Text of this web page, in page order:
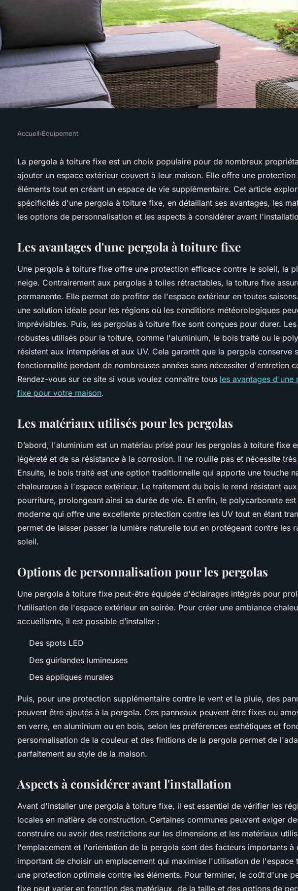
les spécificités d'une
fixe ?
Accueil›Équipement
La pergola à toiture fixe est un choix populaire pour de nombreux
ajouter un espace extérieur couvert à leur maison. Elle offre une
éléments tout en créant un espace de vie supplémentaire. Cet article
spécificités d'une pergola à toiture fixe, en détaillant ses avantages, les
les options de personnalisation et les aspects à considérer avant
Les avantages d'une pergola à toiture fixe
Une pergola à toiture fixe offre une protection efficace contre le soleil, la
neige. Contrairement aux pergolas à toiles rétractables, la toiture fixe
permanente. Elle permet de profiter de l'espace extérieur en toutes
une solution idéale pour les régions où les conditions météorologiques
imprévisibles. Puis, les pergolas à toiture fixe sont conçues pour durer.
robustes utilisés pour la toiture, comme l'aluminium, le bois traité ou le
résistent aux intempéries et aux UV. Cela garantit que la pergola conserve
fonctionnalité pendant de nombreuses années sans nécessiter d'entretien
Rendez-vous sur ce site si vous voulez connaître tous les avantages d'une
fixe pour votre maison.
Les matériaux utilisés pour les pergolas
D’abord, l'aluminium est un matériau prisé pour les pergolas à toiture fixe
légèreté et de sa résistance à la corrosion. Il ne rouille pas et nécessite
Ensuite, le bois traité est une option traditionnelle qui apporte une touche
chaleureuse à l'espace extérieur. Le traitement du bois le rend résistant
pourriture, prolongeant ainsi sa durée de vie. Et enfin, le polycarbonate est
moderne qui offre une excellente protection contre les UV tout en étant
permet de laisser passer la lumière naturelle tout en protégeant contre les
soleil.
Options de personnalisation pour les pergolas
Une pergola à toiture fixe peut-être équipée d'éclairages intégrés pour
l'utilisation de l'espace extérieur en soirée. Pour créer une ambiance
accueillante, il est possible d’installer :
Des spots LED
Des guirlandes lumineuses
Des appliques murales
Puis, pour une protection supplémentaire contre le vent et la pluie, des
peuvent être ajoutés à la pergola. Ces panneaux peuvent être fixes ou
en verre, en aluminium ou en bois, selon les préférences esthétiques et
personnalisation de la couleur et des finitions de la pergola permet de
parfaitement au style de la maison.
Aspects à considérer avant l'installation
Avant d'installer une pergola à toiture fixe, il est essentiel de vérifier les
locales en matière de construction. Certaines communes peuvent exiger
construire ou avoir des restrictions sur les dimensions et les matériaux
l'emplacement et l'orientation de la pergola sont des facteurs importants à
important de choisir un emplacement qui maximise l'utilisation de l'espace
une protection optimale contre les éléments. Pour terminer, le coût d'une
fixe peut varier en fonction des matériaux, de la taille et des options de